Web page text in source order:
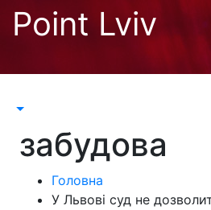
Перейти
Point Lviv
забудова
Головна
У Львові суд не